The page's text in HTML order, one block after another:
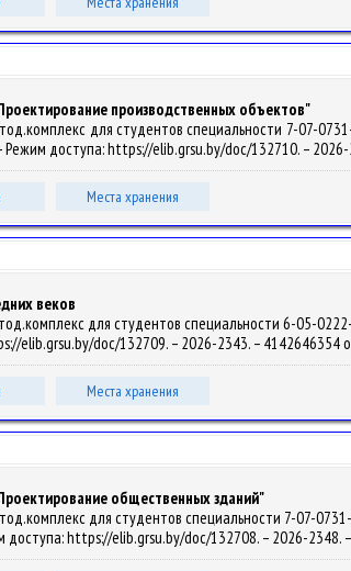
производственных объектов"
для студентов специальности 7-07-
Режим доступа: https://elib.grsu.by/doc/132710. –
Места хранения
веков
для студентов специальности 6-05-
elib.grsu.by/doc/132709. – 2026-2343. – 4142646354
Места хранения
общественных зданий"
для студентов специальности 7-07-
доступа: https://elib.grsu.by/doc/132708. – 2026-2348.